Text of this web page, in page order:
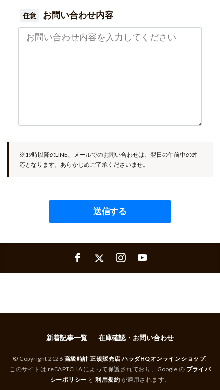
任意 お問い合わせ内容
※19時以降のLINE、メールでのお問い合わせは、翌日の午前中の対
応となります。あらかじめご了承くださいませ。
新着記事一覧 在庫確認・お問い合わせ
© Copyright 2026 高級時計 正規販売店 ハラダHQオンラインショップ.
このサイトは reCAPTCHA によって保護されており、Google の プライバ
シーポリシー と 利用規約 が適用されます。